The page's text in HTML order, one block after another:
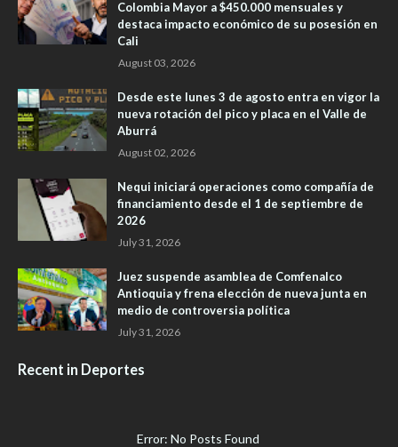
Colombia Mayor a $450.000 mensuales y
destaca impacto económico de su posesión en
Cali
August 03, 2026
Desde este lunes 3 de agosto entra en vigor la
nueva rotación del pico y placa en el Valle de
Aburrá
August 02, 2026
Nequi iniciará operaciones como compañía de
financiamiento desde el 1 de septiembre de
2026
July 31, 2026
Juez suspende asamblea de Comfenalco
Antioquia y frena elección de nueva junta en
medio de controversia política
July 31, 2026
Recent in Deportes
Error: No Posts Found